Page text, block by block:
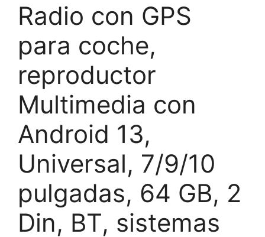
Radio con GPS
para coche,
reproductor
Multimedia con
Android 13,
Universal, 7/9/10
pulgadas, 64 GB, 2
Din, BT, sistemas